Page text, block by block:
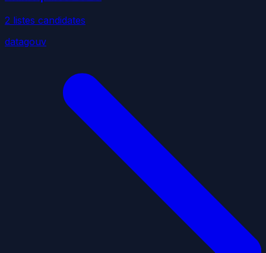
2 listes candidates
datagouv